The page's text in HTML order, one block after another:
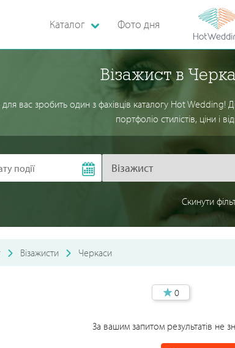
Каталог Фото дня
Візажист в
вас зробить один з фахівців каталогу Hot
портфоліо стилістів, ціни і
Скинути
Візажисти Черкаси
0
За вашим запитом результатів не